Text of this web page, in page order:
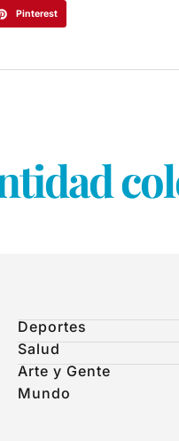
Pinterest
Deportes
Salud
Arte y Gente
Mundo